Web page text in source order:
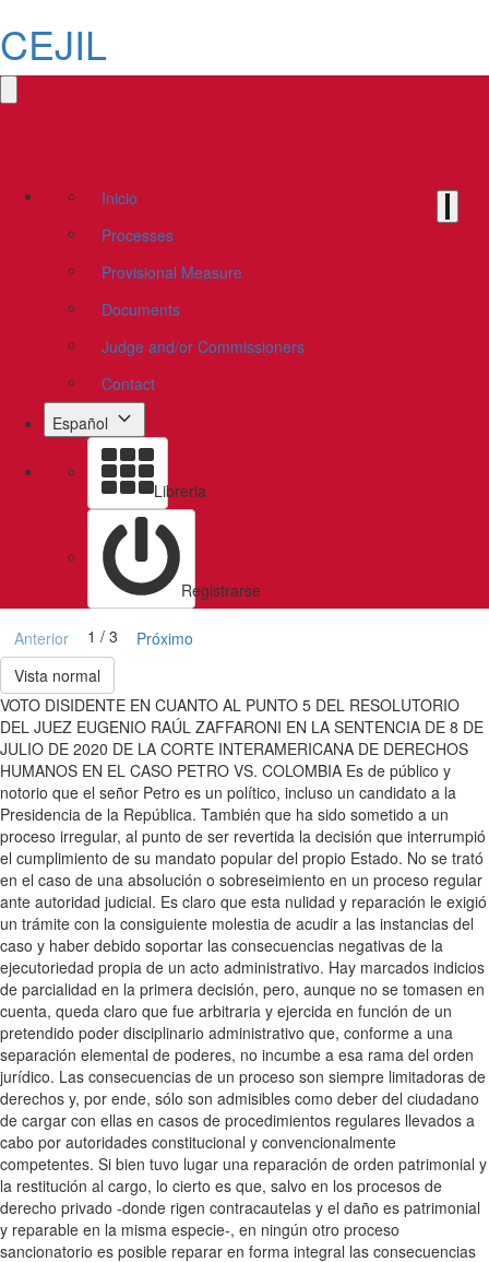
CEJIL
Inicio
Processes
Provisional Measure
Documents
Judge and/or Commissioners
Contact
Español
Libreria
Registrarse
Anterior 1 / 3
Próximo
Vista normal
VOTO DISIDENTE EN CUANTO AL PUNTO 5 DEL RESOLUTORIO
DEL JUEZ EUGENIO RAÚL ZAFFARONI EN LA SENTENCIA DE 8 DE
JULIO DE 2020 DE LA CORTE INTERAMERICANA DE DERECHOS
HUMANOS EN EL CASO PETRO VS. COLOMBIA Es de público y
notorio que el señor Petro es un político, incluso un candidato a la
Presidencia de la República. También que ha sido sometido a un
proceso irregular, al punto de ser revertida la decisión que interrumpió
el cumplimiento de su mandato popular del propio Estado. No se trató
en el caso de una absolución o sobreseimiento en un proceso regular
ante autoridad judicial. Es claro que esta nulidad y reparación le exigió
un trámite con la consiguiente molestia de acudir a las instancias del
caso y haber debido soportar las consecuencias negativas de la
ejecutoriedad propia de un acto administrativo. Hay marcados indicios
de parcialidad en la primera decisión, pero, aunque no se tomasen en
cuenta, queda claro que fue arbitraria y ejercida en función de un
pretendido poder disciplinario administrativo que, conforme a una
separación elemental de poderes, no incumbe a esa rama del orden
jurídico. Las consecuencias de un proceso son siempre limitadoras de
derechos y, por ende, sólo son admisibles como deber del ciudadano
de cargar con ellas en casos de procedimientos regulares llevados a
cabo por autoridades constitucional y convencionalmente
competentes. Si bien tuvo lugar una reparación de orden patrimonial y
la restitución al cargo, lo cierto es que, salvo en los procesos de
derecho privado -donde rigen contracautelas y el daño es patrimonial
y reparable en la misma especie-, en ningún otro proceso
sancionatorio es posible reparar en forma integral las consecuencias